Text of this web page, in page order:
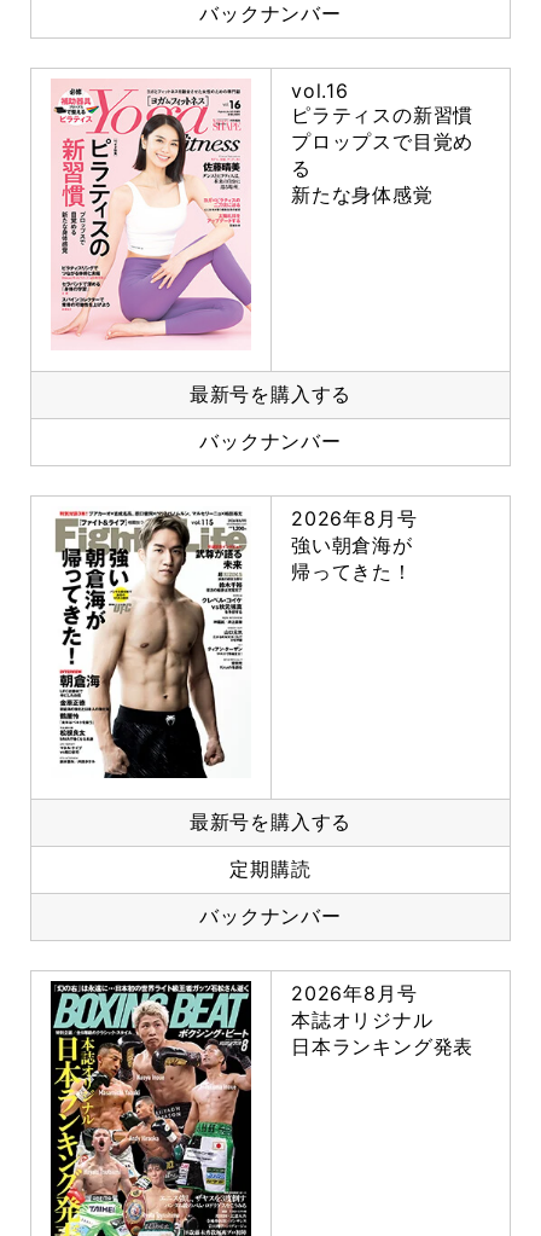
バックナンバー
vol.16
ピラティスの新習慣
プロップスで目覚め
る
新たな身体感覚
最新号を購入する
バックナンバー
2026年8月号
強い朝倉海が
帰ってきた！
最新号を購入する
定期購読
バックナンバー
2026年8月号
本誌オリジナル
日本ランキング発表